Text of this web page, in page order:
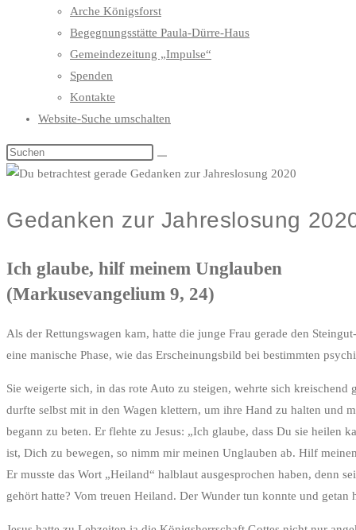
Arche Königsforst
Begegnungsstätte Paula-Dürre-Haus
Gemeindezeitung „Impulse“
Spenden
Kontakte
Website-Suche umschalten
Gedanken zur Jahreslosung
Ich glaube, hilf meinem Unglauben
(Markusevangelium 9, 24)
Als der Rettungswagen kam, hatte die junge Frau gerade den
eine manische Phase, wie das Erscheinungsbild bei bestimmten
Sie weigerte sich, in das rote Auto zu steigen, wehrte sich
durfte selbst mit in den Wagen klettern, um ihre Hand zu halten und
begann zu beten. Er flehte zu Jesus: „Ich glaube, dass Du sie heilen
ist, Dich zu bewegen, so nimm mir meinen Unglauben ab. Hilf
Er musste das Wort „Heiland“ halblaut ausgesprochen haben, denn
gehört hatte? Vom treuen Heiland. Der Wunder tun konnte und getan